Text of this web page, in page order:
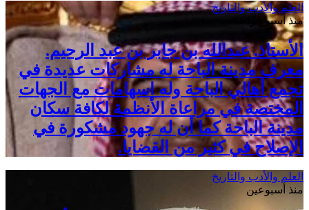
العلم والأدب والتاريخ
منذ أسبوع واحد
الأستاذ. عبدالله بن جابر بن عبد الرحيم.
معرف مدينة الباحة له مشاركات عديدة في
تجمع أهالي الباحة وله اسهامات مع الجهات
المختصة في مراعاة الأنظمة لكافة سكان
مدينة الباحة كما أن له جهود مشكورة في
الإصلاح في كثير من القضايا.
العلم والأدب والتاريخ
منذ أسبوعين